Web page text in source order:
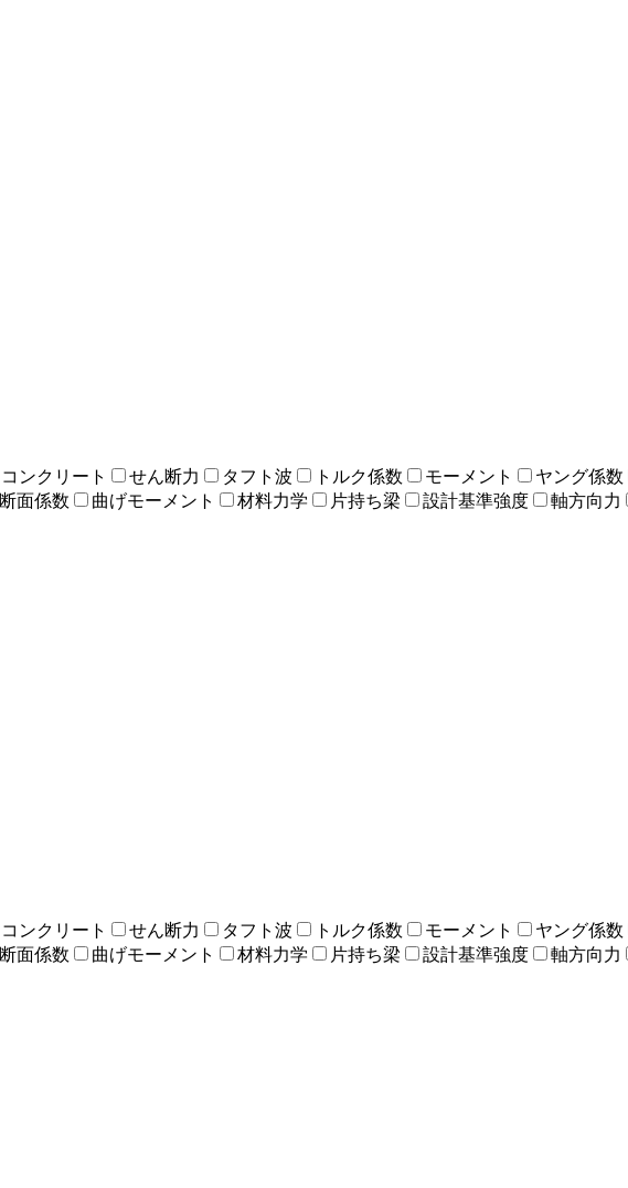
コンクリート せん断力 タフト波 トルク係数 モーメント ヤング係数
断面係数 曲げモーメント 材料力学 片持ち梁 設計基準強度 軸方向力
コンクリート せん断力 タフト波 トルク係数 モーメント ヤング係数
断面係数 曲げモーメント 材料力学 片持ち梁 設計基準強度 軸方向力